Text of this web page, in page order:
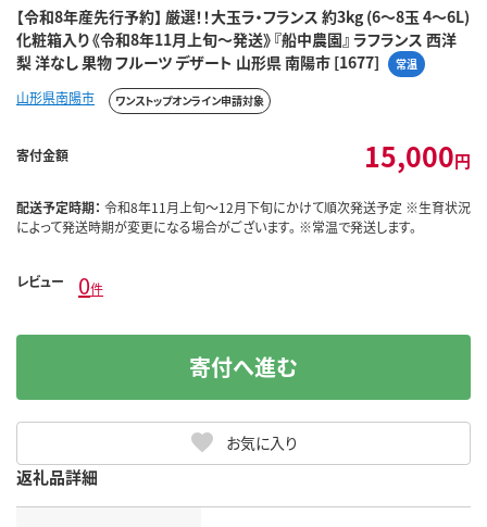
【令和8年産先行予約】 厳選！！大玉ラ・フランス 約3kg (6～8玉 4～6L)
化粧箱入り 《令和8年11月上旬～発送》 『船中農園』 ラフランス 西洋
梨 洋なし 果物 フルーツ デザート 山形県 南陽市 [1677]
常温
山形県南陽市 ワンストップオンライン申請対象
寄付金額 15,000円
配送予定時期： 令和8年11月上旬～12月下旬にかけて順次発送予定 ※生育状況
によって発送時期が変更になる場合がございます。 ※常温で発送します。
レビュー 0件
お気に入り
寄付へ進む
返礼品詳細